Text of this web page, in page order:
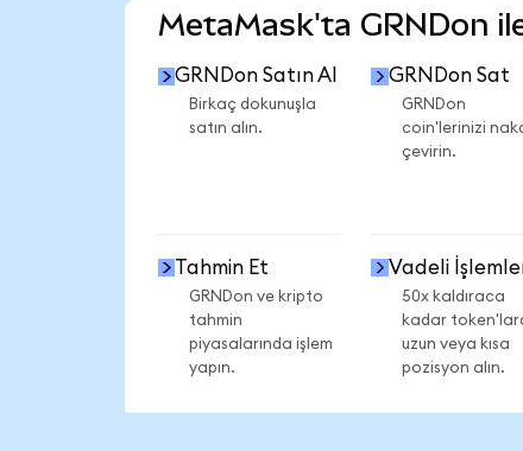
MetaMask'ta GRNDon
GRNDon Satın Al
Birkaç dokunuşla
satın alın.
GRNDon Sat
GRNDon
coin'lerinizi
çevirin.
Tahmin Et
GRNDon ve kripto
tahmin
piyasalarında işlem
yapın.
Vadeli
50x kaldıraca
kadar
uzun veya kısa
pozisyon alın.